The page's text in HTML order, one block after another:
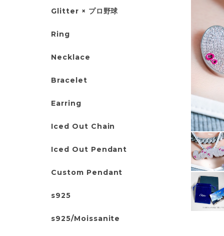
Glitter × プロ野球
Ring
Necklace
Bracelet
Earring
Iced Out Chain
Iced Out Pendant
Custom Pendant
s925
s925/Moissanite